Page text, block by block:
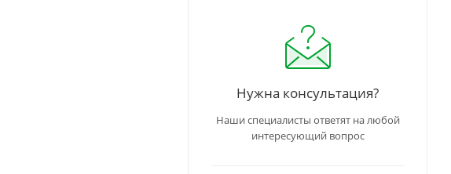
Нужна консультация?
Наши специалисты ответят на любой
интересующий вопрос